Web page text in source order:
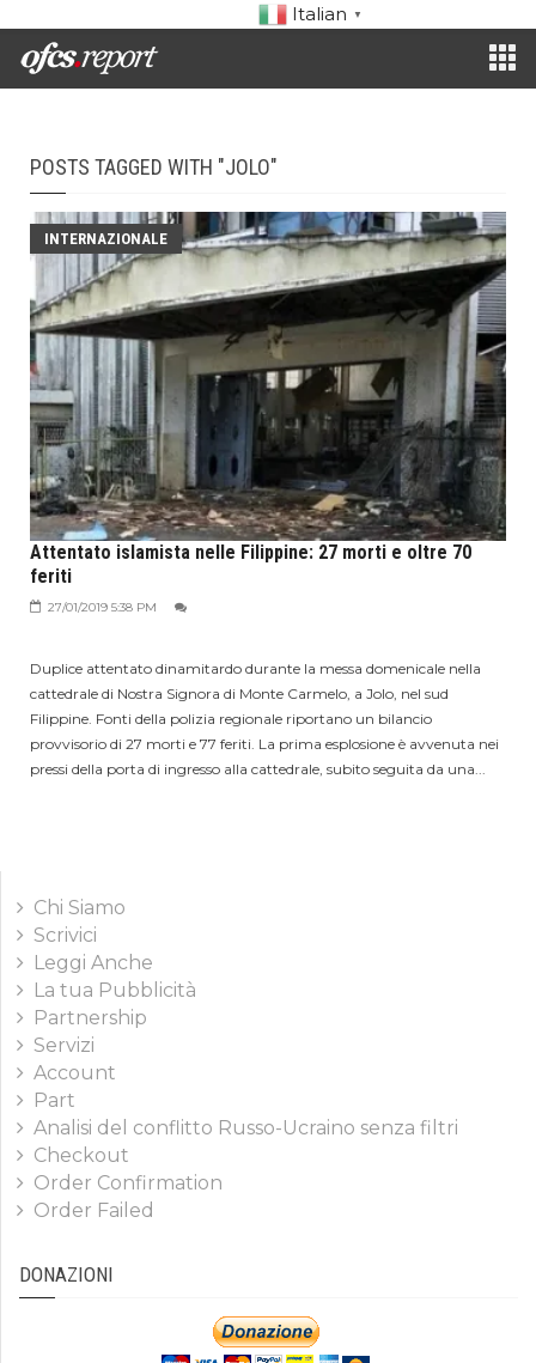
Italian ▼
POSTS TAGGED WITH "JOLO"
INTERNAZIONALE
Attentato islamista nelle Filippine: 27 morti e oltre 70
feriti
27/01/2019 5:38 PM
Duplice attentato dinamitardo durante la messa domenicale nella
cattedrale di Nostra Signora di Monte Carmelo, a Jolo, nel sud
Filippine. Fonti della polizia regionale riportano un bilancio
provvisorio di 27 morti e 77 feriti. La prima esplosione è avvenuta nei
pressi della porta di ingresso alla cattedrale, subito seguita da una...
Chi Siamo
Scrivici
Leggi Anche
La tua Pubblicità
Partnership
Servizi
Account
Part
Analisi del conflitto Russo-Ucraino senza filtri
Checkout
Order Confirmation
Order Failed
DONAZIONI